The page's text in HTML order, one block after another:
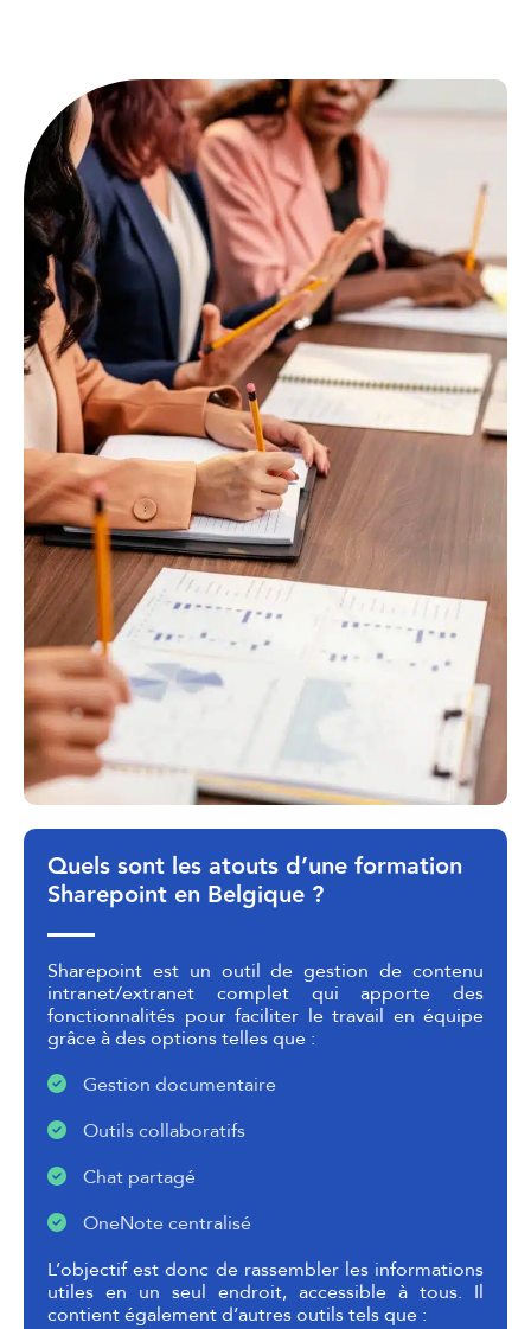
Quels sont les atouts d’une formation
Sharepoint en Belgique ?
Sharepoint est un outil de gestion de contenu
intranet/extranet complet qui apporte des
fonctionnalités pour faciliter le travail en équipe
grâce à des options telles que :
Gestion documentaire
Outils collaboratifs
Chat partagé
OneNote centralisé
L’objectif est donc de rassembler les informations
utiles en un seul endroit, accessible à tous. Il
contient également d’autres outils tels que :